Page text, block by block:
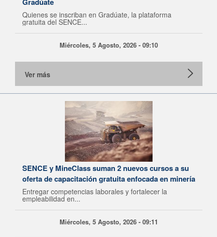
Quienes se inscriban en Gradúate, la plataforma
gratuita del SENCE...
Miércoles, 5 Agosto, 2026 - 09:10
Ver más
SENCE y MineClass suman 2 nuevos cursos a su
oferta de capacitación gratuita enfocada en minería
Entregar competencias laborales y fortalecer la
empleabilidad en...
Miércoles, 5 Agosto, 2026 - 09:11